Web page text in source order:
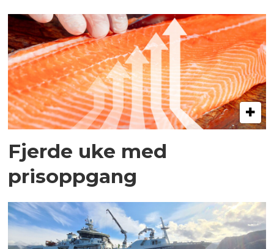
Fjerde uke med
prisoppgang